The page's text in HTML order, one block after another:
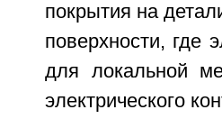
покрытия на
поверхности, где
для локальной
электрического